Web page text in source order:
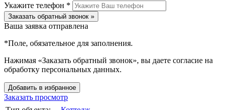
Укажите телефон *
Заказать обратный звонок »
Ваша заявка отправлена
*Поле, обязательное для заполнения.
Нажимая «Заказать обратный звонок», вы даете согласие на
обработку персональных данных.
Добавить в избранное
Заказать просмотр